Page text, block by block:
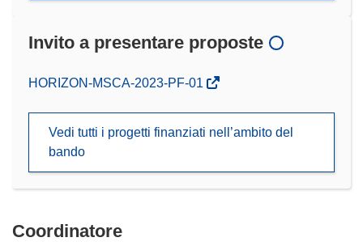
Invito a presentare proposte
(si
nuova
HORIZON-MSCA-2023-PF-01
Vedi tutti i progetti finanziati nell’ambito del
bando
Coordinatore